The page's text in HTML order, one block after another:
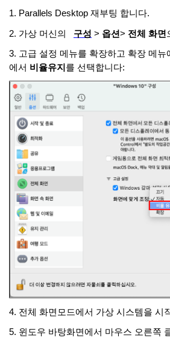
1. Parallels Desktop 재부팅 합니다.
2. 가상 머신의 구성 > 옵션> 전체 화면
3. 고급 설정 메뉴를 확장하고 확장 메뉴
에서 비율유지 를 선택합니다:
4. 전체 화면모드에서 가상 시스템을 시
5. 윈도우 바탕화면에서 마우스 오른쪽